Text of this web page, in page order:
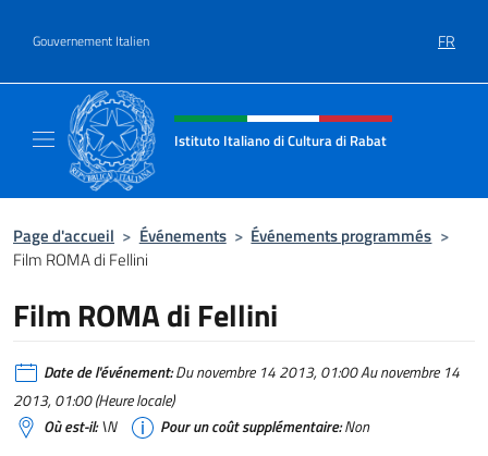
Gouvernement Italien FR
Site Web, social et en-tête de
Istituto Italiano di Cultura di Rabat
Page d'accueil > Événements > Événements programmés >
Film ROMA di Fellini
Film ROMA di Fellini
Date de l'événement:Du novembre 14 2013, 01:00 Au novembre 14
2013, 01:00 (Heure locale)
Où est-il:\N Pour un coût supplémentaire:Non